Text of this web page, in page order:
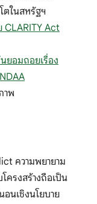
ตในสหรัฐฯ
Act
ยอมถอยเรื่อง
าพ
ความพยายาม
ครงสร้างถือเป็น
นเชิงนโยบาย